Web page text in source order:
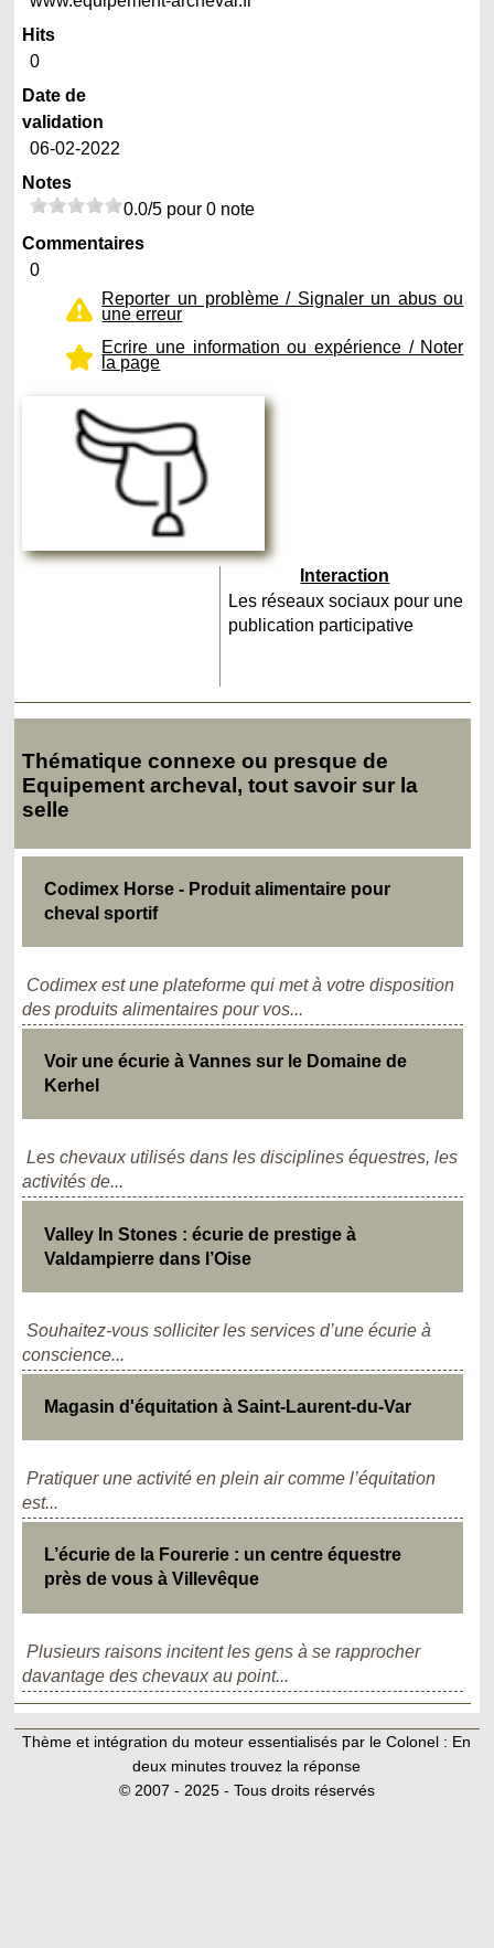
Hits
0
Date de
validation
06-02-2022
Notes
0.0/5 pour 0 note
Commentaires
0
Reporter un problème / Signaler un abus ou
une erreur
Ecrire une information ou expérience / Noter
la page
Interaction
Les réseaux sociaux pour une
publication participative
Thématique connexe ou presque de
Equipement archeval, tout savoir sur la
selle
Codimex Horse - Produit alimentaire pour
cheval sportif
Codimex est une plateforme qui met à votre disposition
des produits alimentaires pour vos...
Voir une écurie à Vannes sur le Domaine de
Kerhel
Les chevaux utilisés dans les disciplines équestres, les
activités de...
Valley In Stones : écurie de prestige à
Valdampierre dans l’Oise
Souhaitez-vous solliciter les services d’une écurie à
conscience...
Magasin d'équitation à Saint-Laurent-du-Var
Pratiquer une activité en plein air comme l’équitation
est...
L’écurie de la Fourerie : un centre équestre
près de vous à Villevêque
Plusieurs raisons incitent les gens à se rapprocher
davantage des chevaux au point...
Thème et intégration du moteur essentialisés par le Colonel : En
deux minutes trouvez la réponse
© 2007 - 2025 - Tous droits réservés